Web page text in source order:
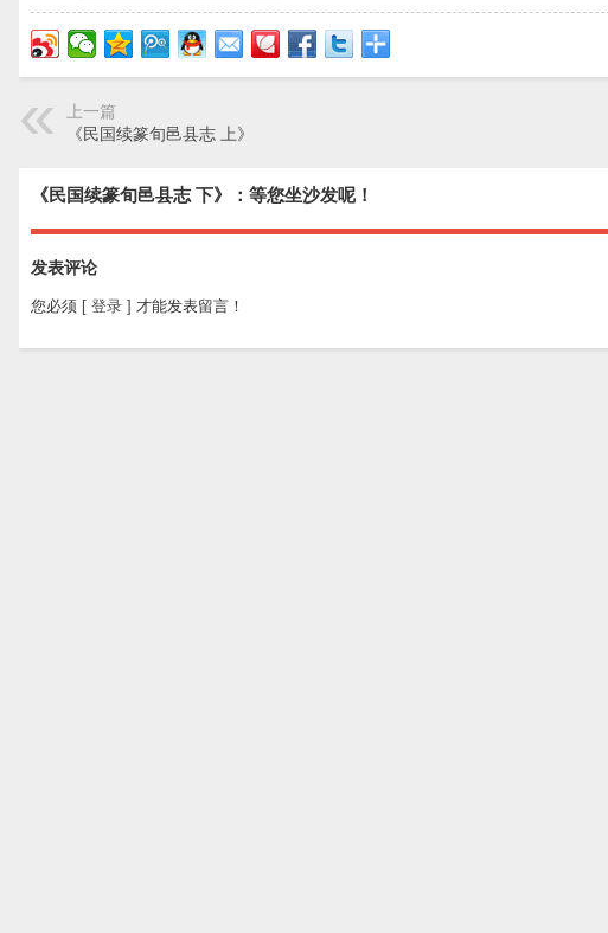
上一篇
《民国续篆旬邑县志 上》
《民国续篆旬邑县志 下》：等您坐沙发呢！
发表评论
您必须 [ 登录 ] 才能发表留言！